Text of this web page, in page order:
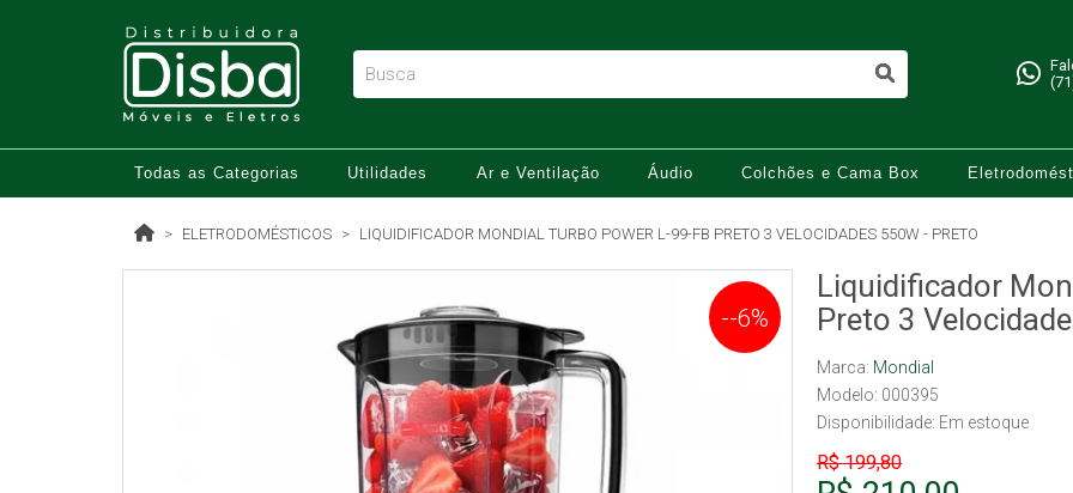
Todas as Categorias Utilidades Ar e Ventilação Áudio Colchões e Cama Box
ELETRODOMÉSTICOS LIQUIDIFICADOR MONDIAL TURBO POWER L-99-FB PRETO 3 VELOCIDADES 550W - PRETO
--6%
Liquidificador
Preto 3
Marca: Mondial
Modelo: 000395
Disponibilidade: Em estoque
R$ 199,80